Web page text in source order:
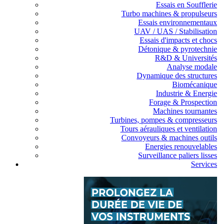
Essais en Soufflerie
Turbo machines & propulseurs
Essais environnementaux
UAV / UAS / Stabilisation
Essais d'impacts et chocs
Détonique & pyrotechnie
R&D & Universités
Analyse modale
Dynamique des structures
Biomécanique
Industrie & Energie
Forage & Prospection
Machines tournantes
Turbines, pompes & compresseurs
Tours aérauliques et ventilation
Convoyeurs & machines outils
Energies renouvelables
Surveillance paliers lisses
Services